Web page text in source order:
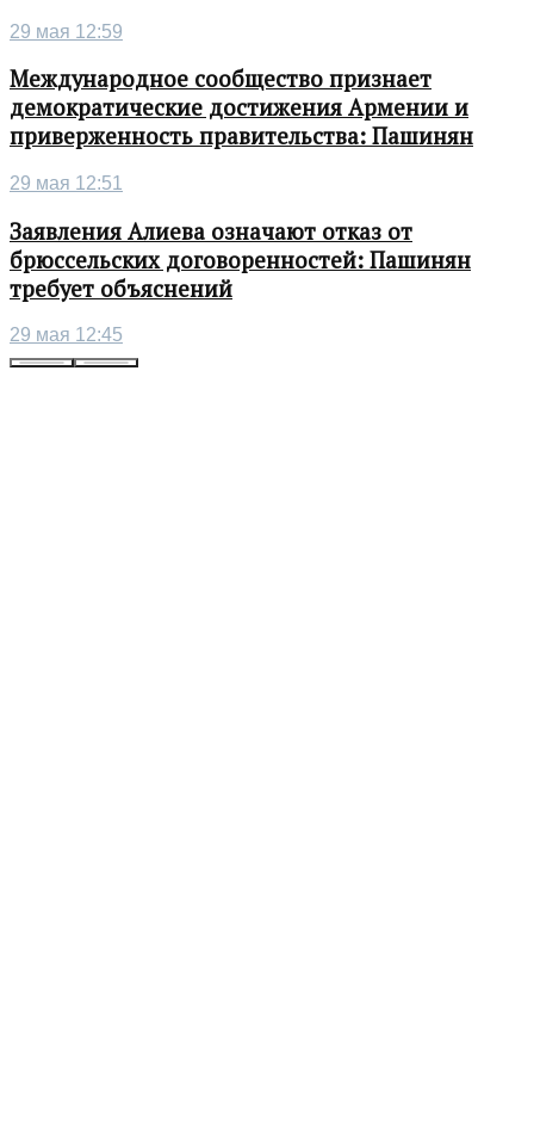
29 мая 12:59
Международное сообщество признает
демократические достижения Армении и
приверженность правительства: Пашинян
29 мая 12:51
Заявления Алиева означают отказ от
брюссельских договоренностей: Пашинян
требует объяснений
29 мая 12:45